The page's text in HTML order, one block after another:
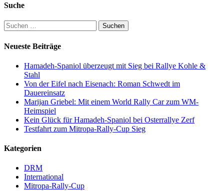
Suche
Suchen
nach:
Neueste Beiträge
Hamadeh-Spaniol überzeugt mit Sieg bei Rallye Kohle &
Stahl
Von der Eifel nach Eisenach: Roman Schwedt im
Dauereinsatz
Marijan Griebel: Mit einem World Rally Car zum WM-
Heimspiel
Kein Glück für Hamadeh-Spaniol bei Osterrallye Zerf
Testfahrt zum Mitropa-Rally-Cup Sieg
Kategorien
DRM
International
Mitropa-Rally-Cup